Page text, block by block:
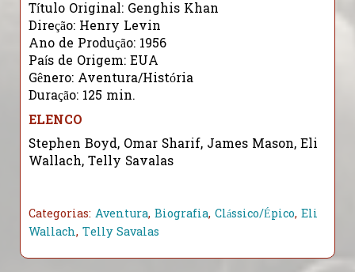
Título Original: Genghis Khan
Direção: Henry Levin
Ano de Produção: 1956
País de Origem: EUA
Gênero: Aventura/História
Duração: 125 min.
ELENCO
Stephen Boyd, Omar Sharif, James Mason, Eli
Wallach, Telly Savalas
Categorias: Aventura, Biografia, Clássico/Épico, Eli
Wallach, Telly Savalas